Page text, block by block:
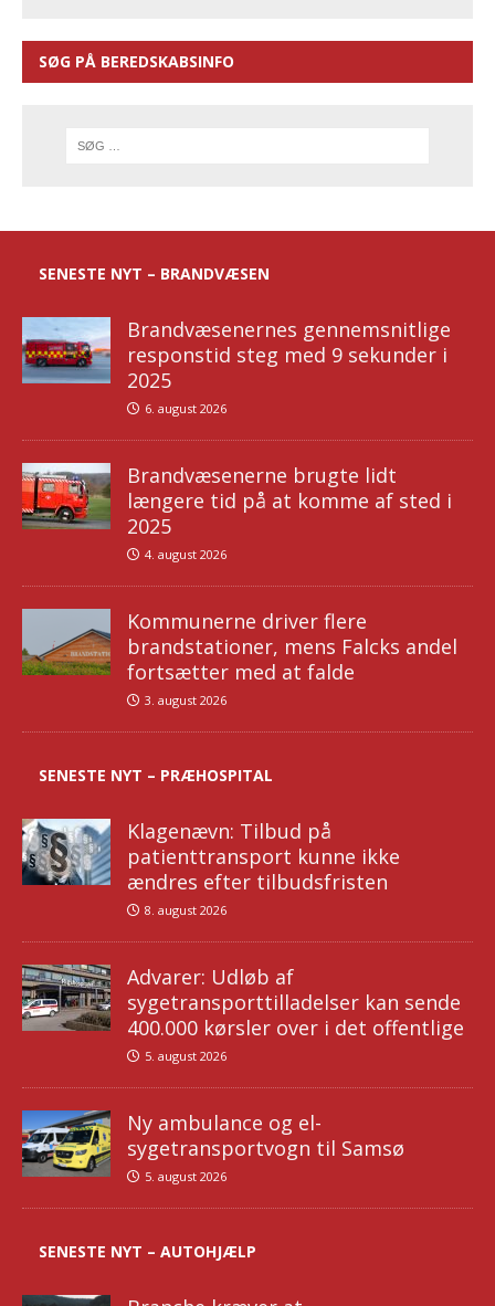
SØG PÅ BEREDSKABSINFO
SENESTE NYT – BRANDVÆSEN
Brandvæsenernes gennemsnitlige
responstid steg med 9 sekunder i
2025
6. august 2026
Brandvæsenerne brugte lidt
længere tid på at komme af sted i
2025
4. august 2026
Kommunerne driver flere
brandstationer, mens Falcks andel
fortsætter med at falde
3. august 2026
SENESTE NYT – PRÆHOSPITAL
Klagenævn: Tilbud på
patienttransport kunne ikke
ændres efter tilbudsfristen
8. august 2026
Advarer: Udløb af
sygetransporttilladelser kan sende
400.000 kørsler over i det offentlige
5. august 2026
Ny ambulance og el-
sygetransportvogn til Samsø
5. august 2026
SENESTE NYT – AUTOHJÆLP